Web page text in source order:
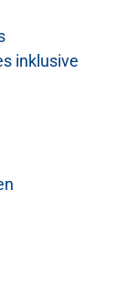
inklusive